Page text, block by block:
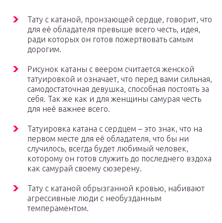
Тату с катаной, пронзающей сердце, говорит, что
для её обладателя превыше всего честь, идея,
ради которых он готов пожертвовать самым
дорогим.
Рисунок катаны с веером считается женской
татуировкой и означает, что перед вами сильная,
самодостаточная девушка, способная постоять за
себя. Так же как и для женщины самурая честь
для неё важнее всего.
Татуировка катана с сердцем – это знак, что на
первом месте для её обладателя, что бы ни
случилось, всегда будет любимый человек,
которому он готов служить до последнего вздоха
как самурай своему сюзерену.
Тату с катаной обрызганной кровью, набивают
агрессивные люди с необузданным
темпераментом.